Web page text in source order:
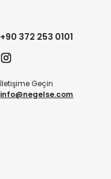
+90 372 253 0101
İletişime Geçin
info@negelse.com